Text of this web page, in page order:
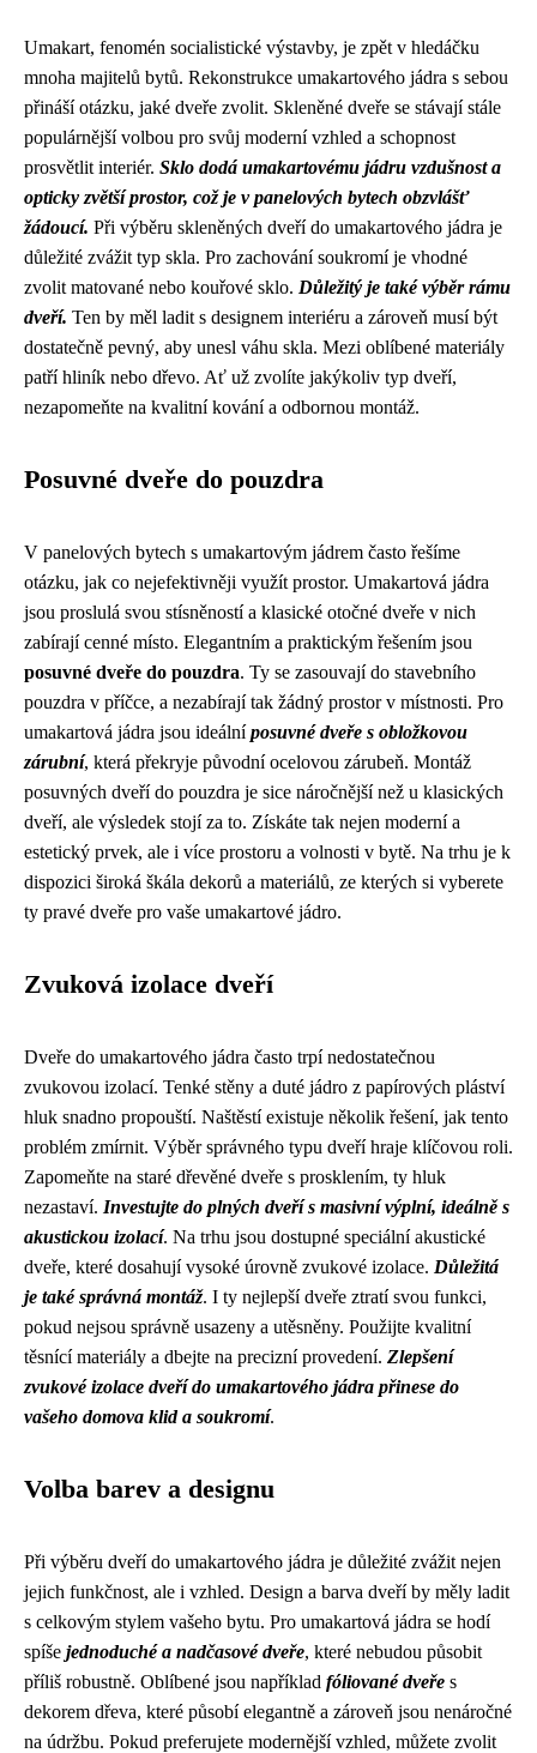
Umakart, fenomén socialistické výstavby, je zpět v hledáčku
mnoha majitelů bytů. Rekonstrukce umakartového jádra s sebou
přináší otázku, jaké dveře zvolit. Skleněné dveře se stávají stále
populárnější volbou pro svůj moderní vzhled a schopnost
prosvětlit interiér. Sklo dodá umakartovému jádru vzdušnost a
opticky zvětší prostor, což je v panelových bytech obzvlášť
žádoucí. Při výběru skleněných dveří do umakartového jádra je
důležité zvážit typ skla. Pro zachování soukromí je vhodné
zvolit matované nebo kouřové sklo. Důležitý je také výběr rámu
dveří. Ten by měl ladit s designem interiéru a zároveň musí být
dostatečně pevný, aby unesl váhu skla. Mezi oblíbené materiály
patří hliník nebo dřevo. Ať už zvolíte jakýkoliv typ dveří,
nezapomeňte na kvalitní kování a odbornou montáž.
Posuvné dveře do pouzdra
V panelových bytech s umakartovým jádrem často řešíme
otázku, jak co nejefektivněji využít prostor. Umakartová jádra
jsou proslulá svou stísněností a klasické otočné dveře v nich
zabírají cenné místo. Elegantním a praktickým řešením jsou
posuvné dveře do pouzdra. Ty se zasouvají do stavebního
pouzdra v příčce, a nezabírají tak žádný prostor v místnosti. Pro
umakartová jádra jsou ideálníposuvné dveře s obložkovou
zárubní, která překryje původní ocelovou zárubeň. Montáž
posuvných dveří do pouzdra je sice náročnější než u klasických
dveří, ale výsledek stojí za to. Získáte tak nejen moderní a
estetický prvek, ale i více prostoru a volnosti v bytě. Na trhu je k
dispozici široká škála dekorů a materiálů, ze kterých si vyberete
ty pravé dveře pro vaše umakartové jádro.
Zvuková izolace dveří
Dveře do umakartového jádra často trpí nedostatečnou
zvukovou izolací. Tenké stěny a duté jádro z papírových pláství
hluk snadno propouští. Naštěstí existuje několik řešení, jak tento
problém zmírnit. Výběr správného typu dveří hraje klíčovou roli.
Zapomeňte na staré dřevěné dveře s prosklením, ty hluk
nezastaví. Investujte do plných dveří s masivní výplní, ideálně s
akustickou izolací. Na trhu jsou dostupné speciální akustické
dveře, které dosahují vysoké úrovně zvukové izolace. Důležitá
je také správná montáž. I ty nejlepší dveře ztratí svou funkci,
pokud nejsou správně usazeny a utěsněny. Použijte kvalitní
těsnící materiály a dbejte na precizní provedení. Zlepšení
zvukové izolace dveří do umakartového jádra přinese do
vašeho domova klid a soukromí.
Volba barev a designu
Při výběru dveří do umakartového jádra je důležité zvážit nejen
jejich funkčnost, ale i vzhled. Design a barva dveří by měly ladit
s celkovým stylem vašeho bytu. Pro umakartová jádra se hodí
spíše jednoduché a nadčasové dveře, které nebudou působit
příliš robustně. Oblíbené jsou například fóliované dveře s
dekorem dřeva, které působí elegantně a zároveň jsou nenáročné
na údržbu. Pokud preferujete modernější vzhled, můžete zvolit